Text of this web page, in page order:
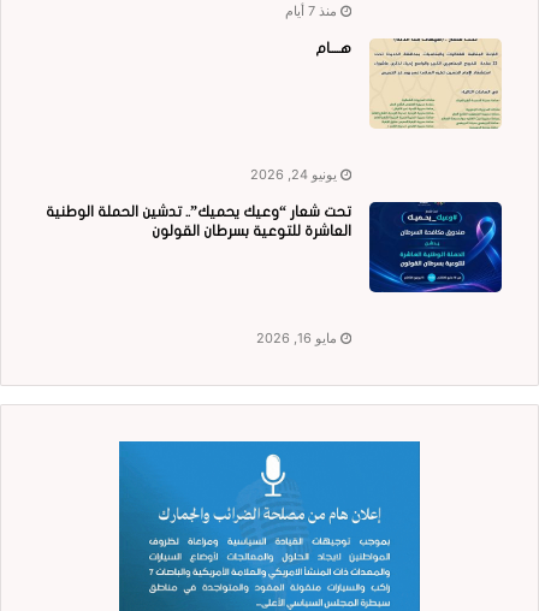
منذ 7 أيام
هــــام
يونيو 24, 2026
تحت شعار “وعيك يحميك”.. تدشين الحملة الوطنية
العاشرة للتوعية بسرطان القولون
مايو 16, 2026